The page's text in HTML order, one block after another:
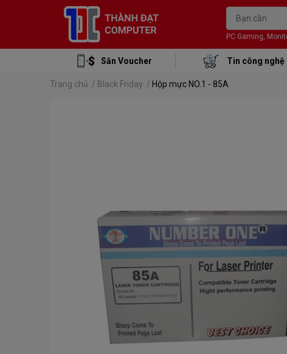
PC Gaming,
Săn Voucher Tin công nghệ
Trang chủ / Black Friday / Hộp mực NO.1 - 85A